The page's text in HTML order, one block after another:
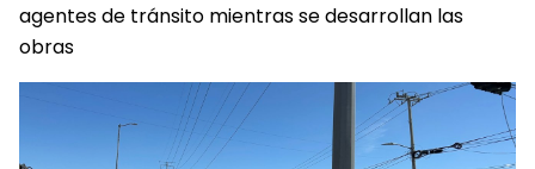
agentes de tránsito mientras se desarrollan las
obras